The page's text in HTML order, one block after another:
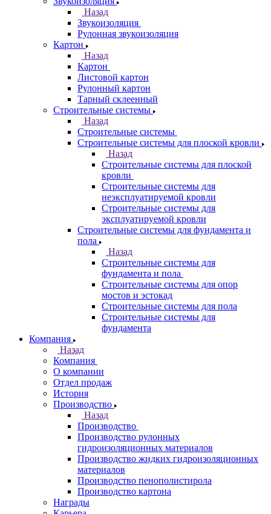
Назад
Звукоизоляция
Рулонная звукоизоляция
Картон
Назад
Картон
Листовой картон
Рулонный картон
Тарный склеенный
Строительные системы
Назад
Строительные системы
Строительные системы для плоской кровли
Назад
Строительные системы для плоской
кровли
Строительные системы для
неэксплуатируемой кровли
Строительные системы для
эксплуатируемой кровли
Строительные системы для фундамента и
пола
Назад
Строительные системы для
фундамента и пола
Строительные системы для опор
мостов и эстокад
Строительные системы для пола
Строительные системы для
фундамента
Компания
Назад
Компания
О компании
Отдел продаж
История
Производство
Назад
Производство
Производство рулонных
гидроизоляционных материалов
Производство жидких гидроизоляционных
материалов
Производство пенополистирола
Производство картона
Награды